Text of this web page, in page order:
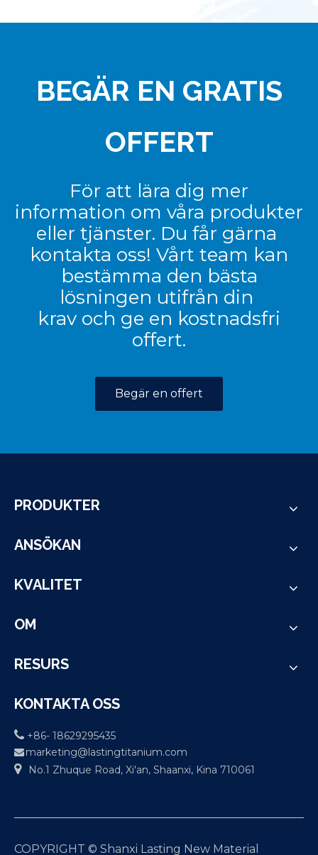
BEGÄR EN GRATIS
OFFERT
För att lära dig mer
information om våra produkter
eller tjänster. Du får gärna
kontakta oss! Vårt team kan
bestämma den bästa
lösningen utifrån din
krav och ge en kostnadsfri
offert.
Begär en offert
PRODUKTER
ANSÖKAN
KVALITET
OM
RESURS
KONTAKTA OSS
 +86- 18629295435
 marketing@lastingtitanium.com

No.1 Zhuque Road, Xi'an, Shaanxi, Kina 710061
COPYRIGHT © Shanxi Lasting New Material